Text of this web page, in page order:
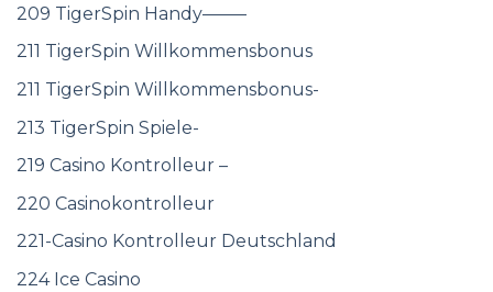
209 TigerSpin Handy——–
211 TigerSpin Willkommensbonus
211 TigerSpin Willkommensbonus-
213 TigerSpin Spiele-
219 Casino Kontrolleur –
220 Casinokontrolleur
221-Casino Kontrolleur Deutschland
224 Ice Casino